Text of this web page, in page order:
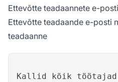
Ettevõtte teadaannete e-
Ettevõtte teadaande e-posti
teadaanne
Kallid kõik